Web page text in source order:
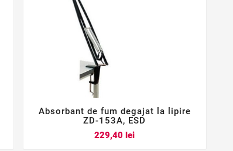
  
Absorbant de fum degajat la lipire
ZD-153A, ESD
229,40 leiPret